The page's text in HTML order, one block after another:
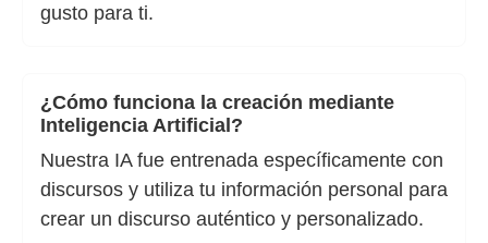
gusto para ti.
¿Cómo funciona la creación mediante
Inteligencia Artificial?
Nuestra IA fue entrenada específicamente con
discursos y utiliza tu información personal para
crear un discurso auténtico y personalizado.